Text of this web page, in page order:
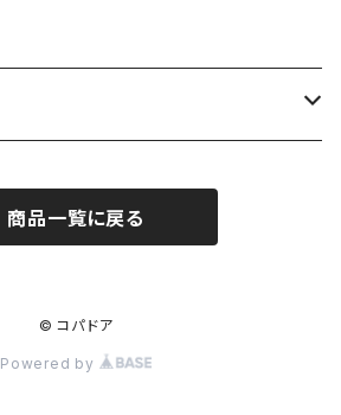
商品一覧に戻る
© コパドア
Powered by